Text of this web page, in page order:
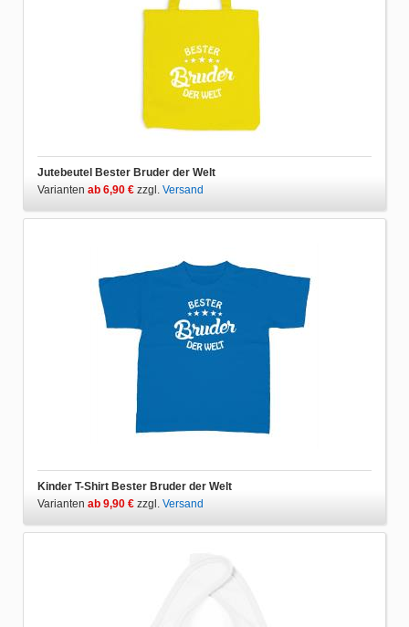
Jutebeutel Bester Bruder der Welt
Varianten ab 6,90 € zzgl. Versand
Kinder T-Shirt Bester Bruder der Welt
Varianten ab 9,90 € zzgl. Versand